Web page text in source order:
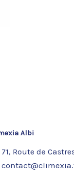
Albi
71, Route de